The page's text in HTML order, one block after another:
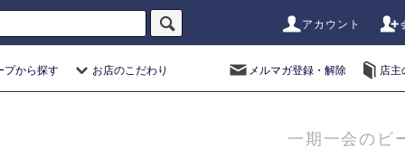
アカウント
プから探す お店のこだわり メルマガ登録・解除 店主
一期一会のビ